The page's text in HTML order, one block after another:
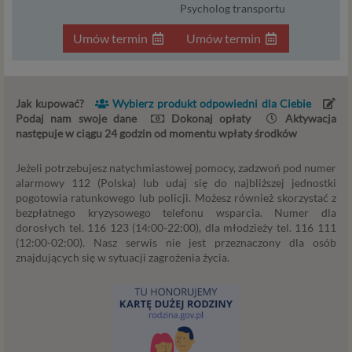
Umów termin
Psycholog transportu
Umów termin
Jak kupować?
Wybierz produkt odpowiedni dla Ciebie
Podaj nam swoje dane
Dokonaj opłaty
Aktywacja
następuje w ciągu 24 godzin od momentu wpłaty środków
Jeżeli potrzebujesz natychmiastowej pomocy, zadzwoń pod numer
alarmowy 112 (Polska) lub udaj się do najbliższej jednostki
pogotowia ratunkowego lub policji. Możesz również skorzystać z
bezpłatnego kryzysowego telefonu wsparcia. Numer dla
dorosłych tel. 116 123 (14:00-22:00), dla młodzieży tel. 116 111
(12:00-02:00). Nasz serwis nie jest przeznaczony dla osób
znajdujących się w sytuacji zagrożenia życia.
informacje na stronach ofertowych danej usługi.
Jeśli zatem zawieramy z Tobą umowę o realizację
danej usługi, to możemy przetwarzać Twoje dane w
przetwarzania danych niezbędnych do jego
zapewnienia (np. danych podanych przez Ciebie w
w stanie zapewnić Ci usługi, a Ty nie mógłbyś z niej
korzystać.
Niezbędność przetwarzania do celów wynikających
z prawnie uzasadnionych interesów realizowanych
przez administratora lub przez stronę trzecią. Ta
podstawa przetwarzania danych dotyczy
przypadków, gdy ich przetwarzanie jest
uzasadnione z uwagi na nasze usprawiedliwione
potrzeby, co obejmuje między innymi konieczność
zapewnienia bezpieczeństwa usługi (np.
sprawdzenie, czy do Twojego konta nie loguje się